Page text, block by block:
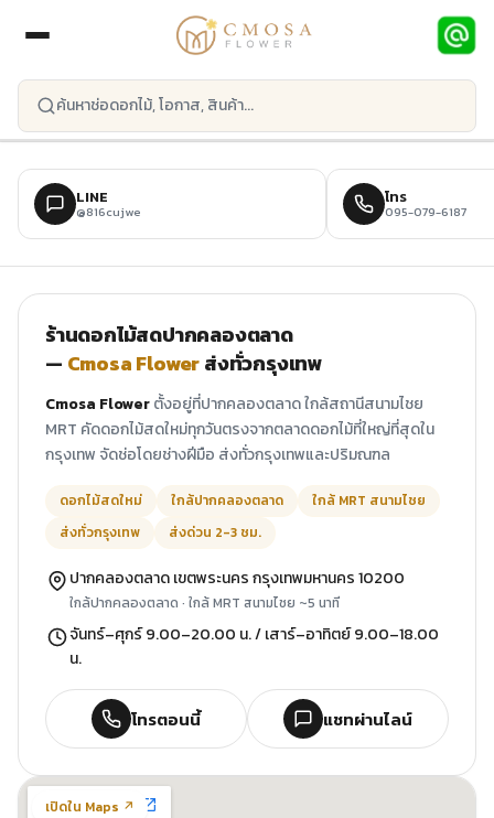
LINE
@816cujwe
โทร
095-079-6187
ร้านดอกไม้สดปากคลองตลาด
— Cmosa Flowerส่งทั่วกรุงเทพ
Cmosa Flowerตั้งอยู่ที่ปากคลองตลาด ใกล้สถานีสนามไชย
MRT คัดดอกไม้สดใหม่ทุกวันตรงจากตลาดดอกไม้ที่ใหญ่ที่สุดใน
กรุงเทพ จัดช่อโดยช่างฝีมือ ส่งทั่วกรุงเทพและปริมณฑล
ดอกไม้สดใหม่ ใกล้ปากคลองตลาด
ใกล้ MRT สนามไชย
ส่งทั่วกรุงเทพ
ส่งด่วน 2-3 ชม.
ปากคลองตลาด เขตพระนคร กรุงเทพมหานคร 10200
ใกล้ปากคลองตลาด · ใกล้ MRT สนามไชย ~5 นาที
จันทร์–ศุกร์ 9.00–20.00 น. / เสาร์–อาทิตย์ 9.00–18.00
น.
โทรตอนนี้ แชทผ่านไลน์
เปิดใน Maps ↗